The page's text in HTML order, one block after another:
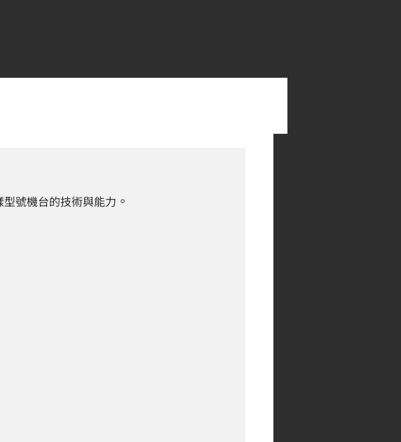
號機台的技術與能力 。